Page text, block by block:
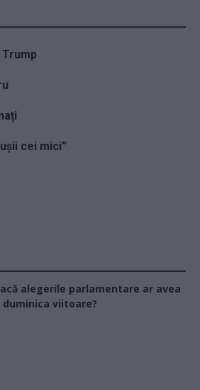
cei mici”
alegerile parlamentare ar avea
duminica viitoare?